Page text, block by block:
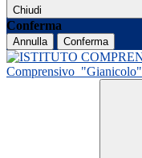
Chiudi
Conferma
Annulla Conferma
Comprensivo "Gianicolo"